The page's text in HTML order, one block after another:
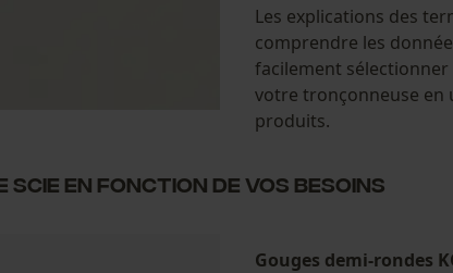
Les explications des
comprendre les
facilement sélectionner
votre tronçonneuse en
produits.
scie en fonction de vos besoins
Gouges demi-rondes